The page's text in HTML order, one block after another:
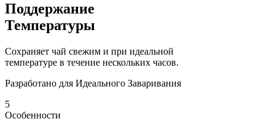
Поддержание
Температуры
Сохраняет чай свежим и при идеальной
температуре в течение нескольких часов.
Разработано для Идеального Заваривания
5
Особенности